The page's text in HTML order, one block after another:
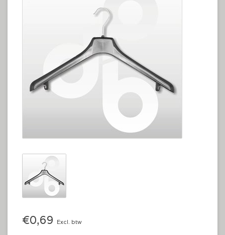
€0,69 Excl. btw